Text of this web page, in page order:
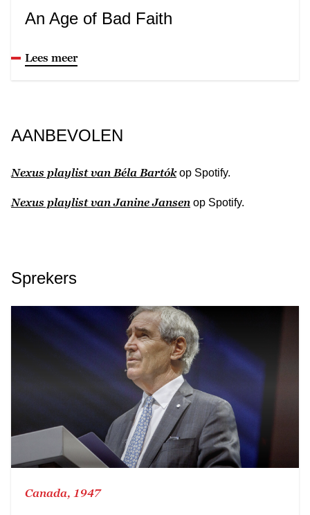
An Age of Bad Faith
Lees meer
AANBEVOLEN
Nexus playlist van Béla Bartókop Spotify.
Nexus playlist van Janine Jansen op Spotify.
Sprekers
Canada, 1947